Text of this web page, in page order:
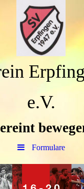
e.V.
Formulare